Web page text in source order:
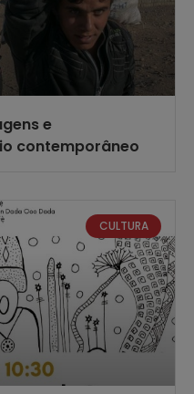
e
contemporâneo
CULTURA